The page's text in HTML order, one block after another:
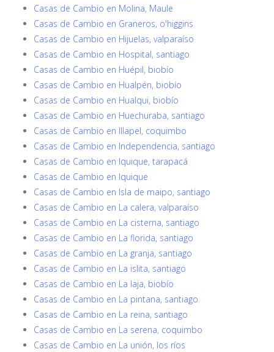
Casas de Cambio en Molina, Maule
Casas de Cambio en Graneros, o'higgins
Casas de Cambio en Hijuelas, valparaíso
Casas de Cambio en Hospital, santiago
Casas de Cambio en Huépil, biobío
Casas de Cambio en Hualpén, biobío
Casas de Cambio en Hualqui, biobío
Casas de Cambio en Huechuraba, santiago
Casas de Cambio en Illapel, coquimbo
Casas de Cambio en Independencia, santiago
Casas de Cambio en Iquique, tarapacá
Casas de Cambio en Iquique
Casas de Cambio en Isla de maipo, santiago
Casas de Cambio en La calera, valparaíso
Casas de Cambio en La cisterna, santiago
Casas de Cambio en La florida, santiago
Casas de Cambio en La granja, santiago
Casas de Cambio en La islita, santiago
Casas de Cambio en La laja, biobío
Casas de Cambio en La pintana, santiago
Casas de Cambio en La reina, santiago
Casas de Cambio en La serena, coquimbo
Casas de Cambio en La unión, los ríos